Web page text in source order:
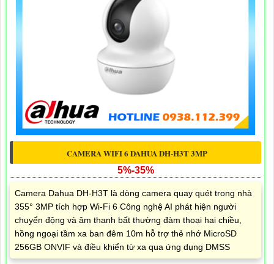
CAMERA WIFI 6 DAHUA DH-H3T 3MP
5%-35%
Camera Dahua DH-H3T là dòng camera quay quét trong nhà
355° 3MP tích hợp Wi-Fi 6 Công nghệ AI phát hiện người
chuyển động và âm thanh bất thường đàm thoại hai chiều,
hồng ngoại tầm xa ban đêm 10m hỗ trợ thẻ nhớ MicroSD
256GB ONVIF và điều khiển từ xa qua ứng dụng DMSS